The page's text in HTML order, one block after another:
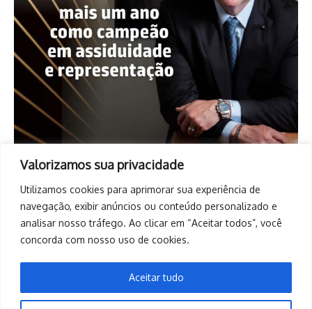
Valorizamos sua privacidade
Utilizamos cookies para aprimorar sua experiência de
navegação, exibir anúncios ou conteúdo personalizado e
analisar nosso tráfego. Ao clicar em “Aceitar todos”, você
concorda com nosso uso de cookies.
Aceitar tudo